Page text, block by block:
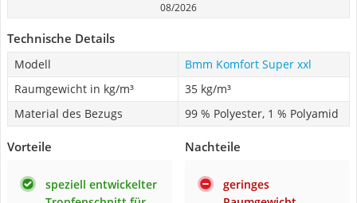
08/2026
Technische Details
Modell
Bmm Komfort Super xxl
Raumgewicht in kg/m³
35 kg/m³
Material des Bezugs
99 % Polyester, 1 % Polyamid
Vorteile
speziell entwickelter
Nachteile
geringes